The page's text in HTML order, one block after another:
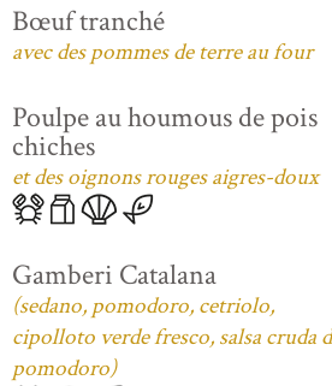
Bœuf tranché
avec des pommes de terre au four
Poulpe au houmous de pois
chiches
et des oignons rouges aigres-doux
Gamberi Catalana
(sedano, pomodoro, cetriolo,
cipolloto verde fresco, salsa cruda
pomodoro)